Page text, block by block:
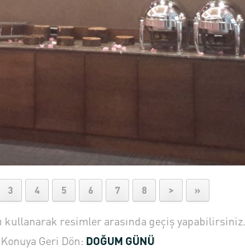
3 4 5 6 7 8 > »
kullanarak resimler arasında geçiş yapabilirsiniz.
Konuya Geri Dön: DOĞUM GÜNÜ